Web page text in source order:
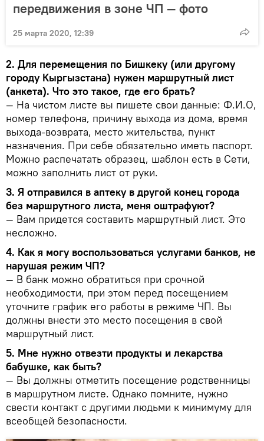
передвижения в зоне ЧП — фото
25 марта 2020, 12:39
2. Для перемещения по Бишкеку (или другому
городу Кыргызстана) нужен маршрутный лист
(анкета). Что это такое, где его брать?
— На чистом листе вы пишете свои данные: Ф.И.О,
номер телефона, причину выхода из дома, время
выхода-возврата, место жительства, пункт
назначения. При себе обязательно иметь паспорт.
Можно распечатать образец, шаблон есть в Сети,
можно заполнить лист от руки.
3. Я отправился в аптеку в другой конец города
без маршрутного листа, меня оштрафуют?
— Вам придется составить маршрутный лист. Это
несложно.
4. Как я могу воспользоваться услугами банков, не
нарушая режим ЧП?
— В банк можно обратиться при срочной
необходимости, при этом перед посещением
уточните график его работы в режиме ЧП. Вы
должны внести это место посещения в свой
маршрутный лист.
5. Мне нужно отвезти продукты и лекарства
бабушке, как быть?
— Вы должны отметить посещение родственницы
в маршрутном листе. Однако помните, нужно
свести контакт с другими людьми к минимуму для
всеобщей безопасности.